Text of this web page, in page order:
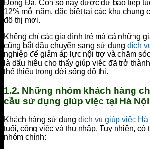
Đống Đa. Con số này được dự báo tiếp
12% mỗi năm, đặc biệt tại các khu chung
đô thị mới.
Không chỉ các gia đình trẻ mà cả những
cũng bắt đầu chuyển sang sử dụng dịch
nghiệp để giảm áp lực nội trợ và chăm
là dấu hiệu cho thấy giúp việc đã trở
thể thiếu trong đời sống đô thị.
1.2. Những nhóm khách hàng
cầu sử dụng giúp việc tại Hà Nội
Khách hàng sử dụng dịch vụ giúp việc Hà
tuổi, công việc và thu nhập. Tuy nhiên, có
nhóm chính: